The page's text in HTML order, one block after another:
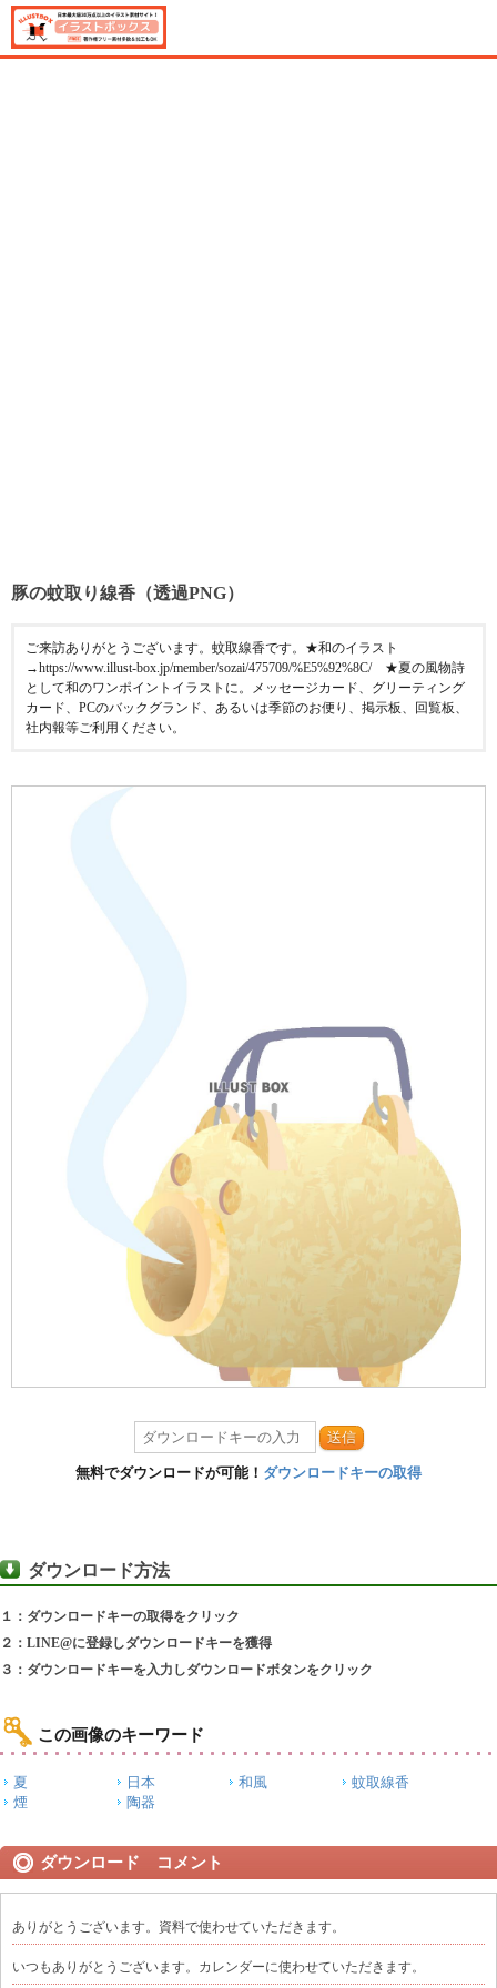
豚の蚊取り線香（透過PNG）
ご来訪ありがとうございます。蚊取線香です。★和のイラスト
→https://www.illust-box.jp/member/sozai/475709/%E5%92%8C/ ★夏の風物詩
として和のワンポイントイラストに。メッセージカード、グリーティング
カード、PCのバックグランド、あるいは季節のお便り、掲示板、回覧板、
社内報等ご利用ください。
送信
無料でダウンロードが可能！ ダウンロードキーの取得
ダウンロード方法
１：ダウンロードキーの取得をクリック
２：LINE@に登録しダウンロードキーを獲得
３：ダウンロードキーを入力しダウンロードボタンをクリック
この画像のキーワード
夏 日本 和風
蚊取線香
煙
陶器
ダウンロード コメント
ありがとうございます。資料で使わせていただきます。
いつもありがとうございます。カレンダーに使わせていただきます。